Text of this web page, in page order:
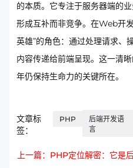
的本质。它专注于服务器端的
形成互补而非竞争。在Web开
英雄”的角色：通过处理请求、
内容传递给前端呈现。这一清
年仍保持生命力的关键所在。
文章标
签：
PHP
后端开发语
言
上一篇：PHP定位解密：它是